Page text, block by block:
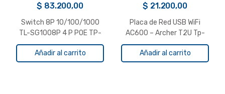
$ 83.200,00
Switch 8P 10/100/1000
TL-SG1008P 4 P POE TP-
Link
Añadir al carrito
$ 21.200,00
Placa de Red USB WiFi
AC600 – Archer T2U Tp-
Link
Añadir al carrito